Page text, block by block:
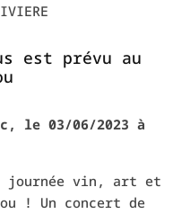
est prévu au
le 03/06/2023 à
journée vin, art et
! Un concert de